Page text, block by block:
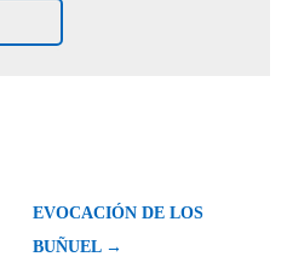
EVOCACIÓN DE LOS
BUÑUEL →